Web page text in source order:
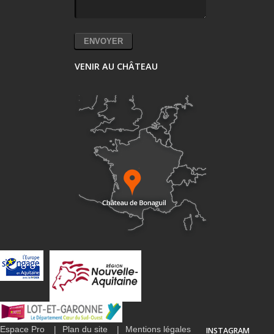
VENIR AU CHÂTEAU
Espace Pro Plan du site Mentions légales INSTAGRAM